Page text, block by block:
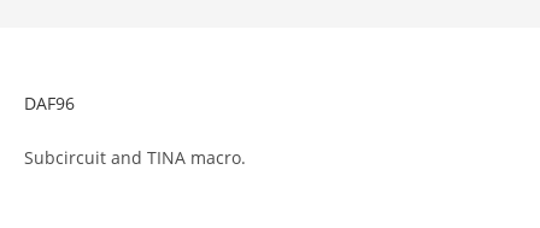
DAF96
Subcircuit and TINA macro.